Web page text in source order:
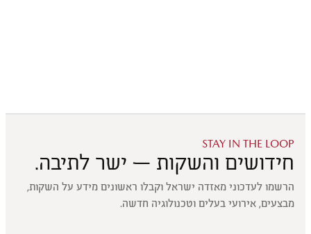
STAY IN THE LOOP
חידושים והשקות — ישר לתיבה.
הרשמו לעדכוני מאזדה ישראל וקבלו ראשונים מידע על השקות,
מבצעים, אירועי בעלים וטכנולוגיה חדשה.